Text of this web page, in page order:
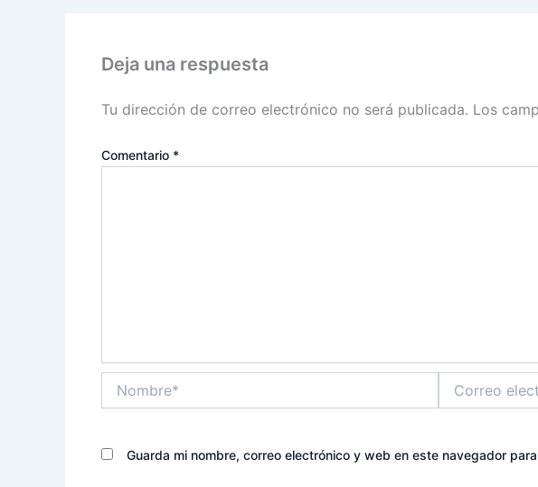
Deja una respuesta
Tu dirección de correo electrónico no será publicada. Los
Comentario *
electrónico*
Guarda mi nombre, correo electrónico y web en este navegador